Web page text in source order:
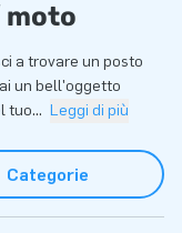
moto
a trovare un posto
un bell'oggetto
tuo... Leggi di più
Categorie